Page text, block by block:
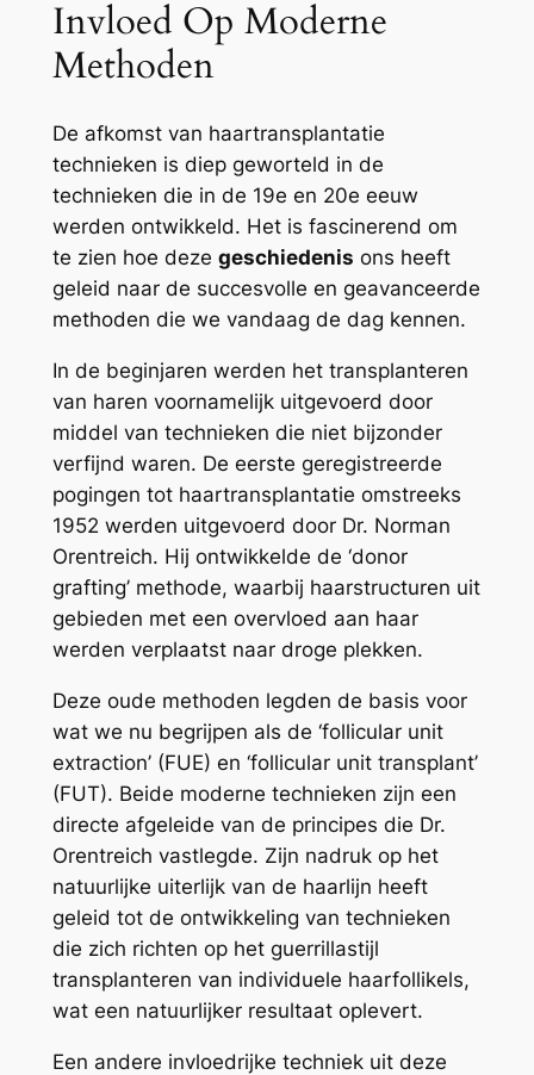
Invloed Op Moderne
Methoden
De afkomst van haartransplantatie
technieken is diep geworteld in de
technieken die in de 19e en 20e eeuw
werden ontwikkeld. Het is fascinerend om
te zien hoe deze geschiedenis ons heeft
geleid naar de succesvolle en geavanceerde
methoden die we vandaag de dag kennen.
In de beginjaren werden het transplanteren
van haren voornamelijk uitgevoerd door
middel van technieken die niet bijzonder
verfijnd waren. De eerste geregistreerde
pogingen tot haartransplantatie omstreeks
1952 werden uitgevoerd door Dr. Norman
Orentreich. Hij ontwikkelde de ‘donor
grafting’ methode, waarbij haarstructuren uit
gebieden met een overvloed aan haar
werden verplaatst naar droge plekken.
Deze oude methoden legden de basis voor
wat we nu begrijpen als de ‘follicular unit
extraction’ (FUE) en ‘follicular unit transplant’
(FUT). Beide moderne technieken zijn een
directe afgeleide van de principes die Dr.
Orentreich vastlegde. Zijn nadruk op het
natuurlijke uiterlijk van de haarlijn heeft
geleid tot de ontwikkeling van technieken
die zich richten op het guerrillastijl
transplanteren van individuele haarfollikels,
wat een natuurlijker resultaat oplevert.
Een andere invloedrijke techniek uit deze